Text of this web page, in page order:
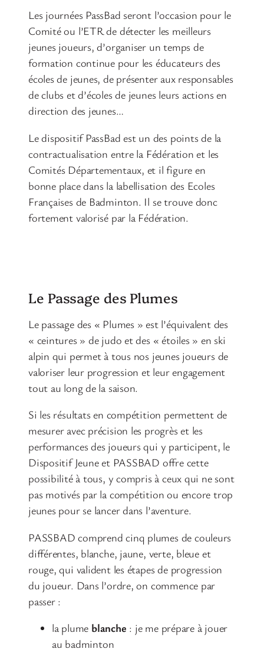
Les journées PassBad seront l’occasion pour le
Comité ou l’ETR de détecter les meilleurs
jeunes joueurs, d’organiser un temps de
formation continue pour les éducateurs des
écoles de jeunes, de présenter aux responsables
de clubs et d’écoles de jeunes leurs actions en
direction des jeunes…
Le dispositif PassBad est un des points de la
contractualisation entre la Fédération et les
Comités Départementaux, et il figure en
bonne place dans la labellisation des Ecoles
Françaises de Badminton. Il se trouve donc
fortement valorisé par la Fédération.
Le Passage des Plumes
Le passage des « Plumes » est l’équivalent des
« ceintures » de judo et des « étoiles » en ski
alpin qui permet à tous nos jeunes joueurs de
valoriser leur progression et leur engagement
tout au long de la saison.
Si les résultats en compétition permettent de
mesurer avec précision les progrès et les
performances des joueurs qui y participent, le
Dispositif Jeune et PASSBAD offre cette
possibilité à tous, y compris à ceux qui ne sont
pas motivés par la compétition ou encore trop
jeunes pour se lancer dans l’aventure.
PASSBAD comprend cinq plumes de couleurs
différentes, blanche, jaune, verte, bleue et
rouge, qui valident les étapes de progression
du joueur. Dans l’ordre, on commence par
passer :
la plume blanche : je me prépare à jouer
au badminton